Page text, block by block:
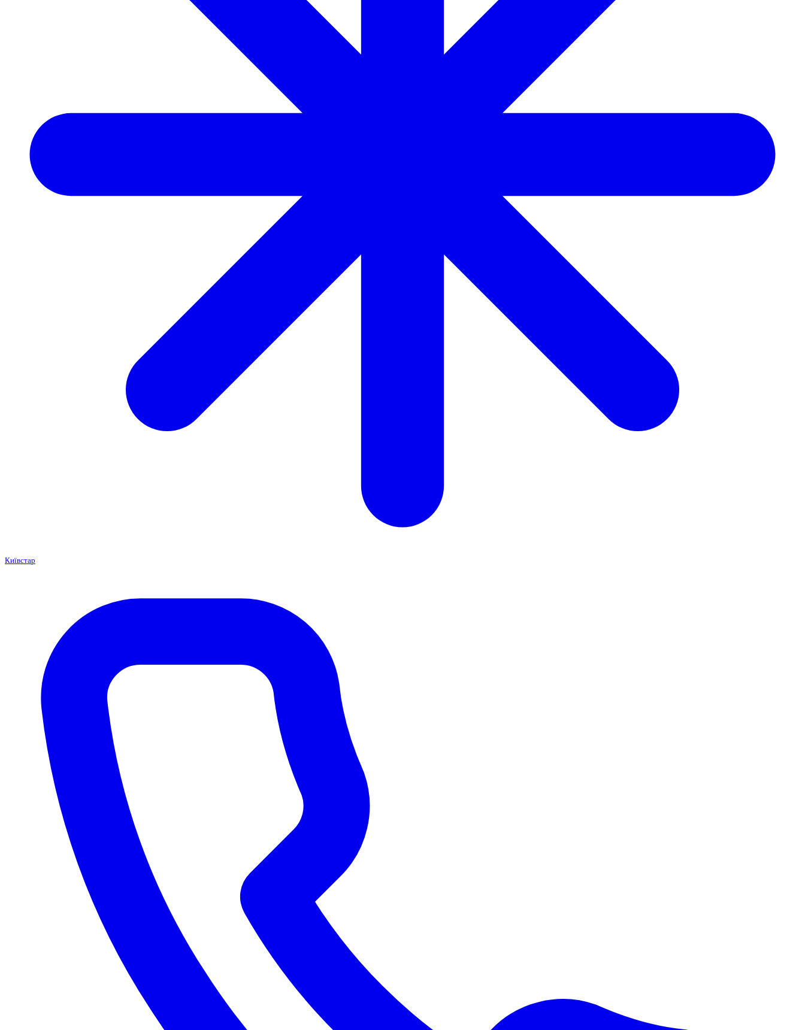
Київстар